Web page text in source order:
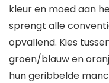
kleur en moed aan
sprengt alle
opvallend. Kies
groen/blauw en
hun geribbelde